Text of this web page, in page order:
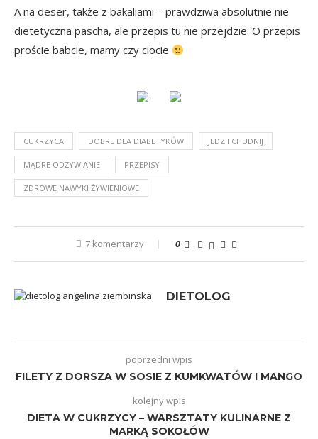
A na deser, także z bakaliami – prawdziwa absolutnie nie
dietetyczna pascha, ale przepis tu nie przejdzie. O przepis
proście babcie, mamy czy ciocie
CUKRZYCA DOBRE DLA DIABETYKÓW JEDZ I CHUDNIJ
MĄDRE ODŻYWIANIE PRZEPISY
ZDROWE NAWYKI ŻYWIENIOWE
7 komentarzy 0
DIETOLOG
poprzedni wpis
FILETY Z DORSZA W SOSIE Z KUMKWATÓW I MANGO
kolejny wpis
DIETA W CUKRZYCY – WARSZTATY KULINARNE Z
MARKĄ SOKOŁÓW